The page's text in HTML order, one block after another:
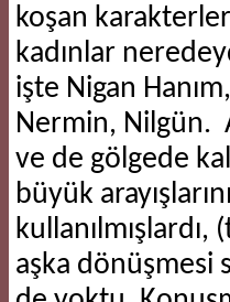
koşan karakterler
kadınlar
işte Nigan
Nermin, Nilgün.
ve de gölgede
büyük
kullanılmışlardı,
aşka